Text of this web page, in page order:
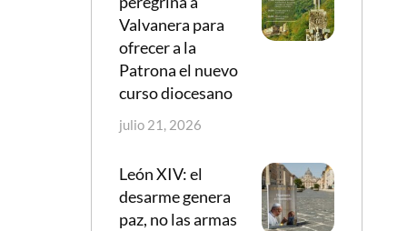
Valvanera para
ofrecer a la
Patrona el nuevo
curso diocesano
julio 21, 2026
León XIV: el
desarme genera
paz, no las armas